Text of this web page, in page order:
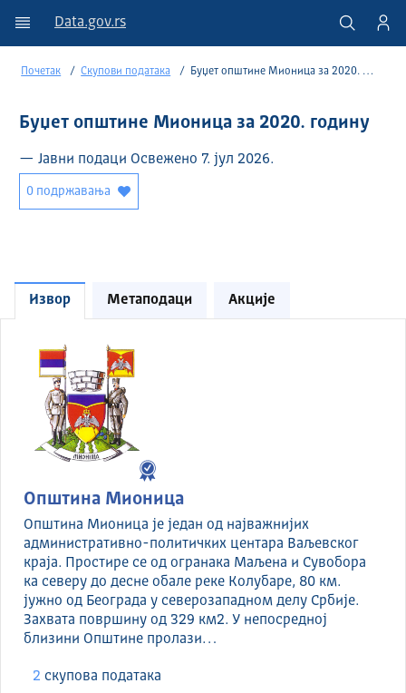
Data.gov.rs
Почетак Скупови података Буџет општине Мионица за 2020. годину
Буџет општине Мионица за 2020. годину
— Јавни подаци Освежено 7. јул 2026.
0 подржавања
Извор Метаподаци Акције
Општина Мионица
Општина Мионица је један од најважнијих
административно-политичких центара Ваљевског
краја. Простире се од огранака Маљена и Сувобора
ка северу до десне обале реке Колубаре, 80 км.
јужно од Београда у северозападном делу Србије.
Захвата површину од 329 км2. У непосредној
близини Општине пролази…
2 скуповa података